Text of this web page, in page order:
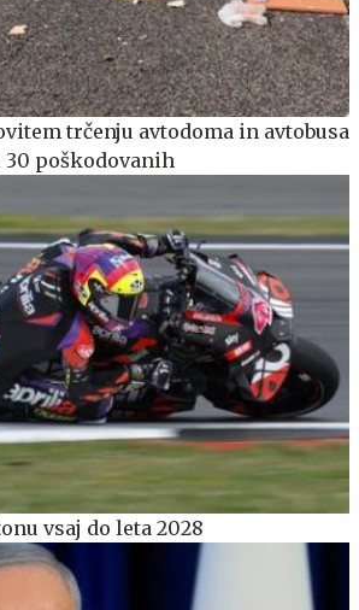
trčenju avtodoma in avtobusa
poškodovanih
vsaj do leta 2028